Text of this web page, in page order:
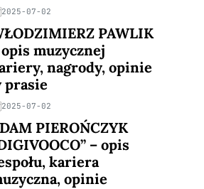
2025-07-02
PAWLIK
muzycznej
nagrody, opinie
prasie
2025-07-02
PIEROŃCZYK
– opis
kariera
opinie